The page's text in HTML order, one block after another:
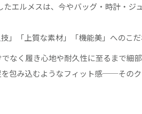
エルメスは、今やバッグ・時計・ジ
」「上質な素材」「機能美」へのこだ
なく履き心地や耐久性に至るまで細部
包み込むようなフィット感──その